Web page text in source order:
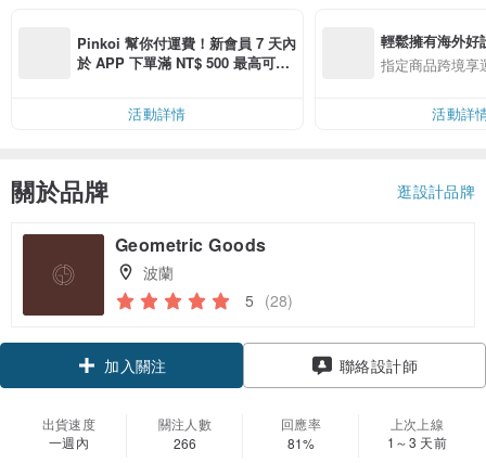
Pinkoi 幫你付運費！新會員 7 天內
於 APP 下單滿 NT$ 500 最高可折
活動詳情
輕鬆擁有海外好
指定商品跨境享
活動詳
關於品牌 逛設計品牌
Geometric Goods
波蘭
5 (28)
加入關注
聯絡設計師
出貨速度
一週內
關注人數
266
回應率
81%
上次上線
1～3 天前